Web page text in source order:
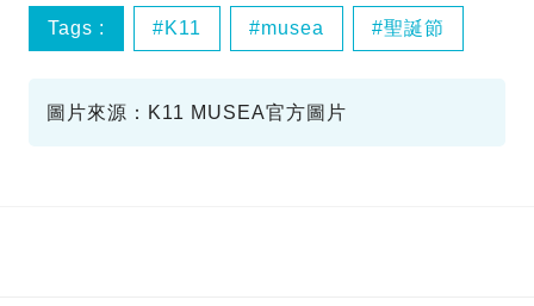
Tags : K11 musea 聖誕節
圖片來源：K11 MUSEA官方圖片